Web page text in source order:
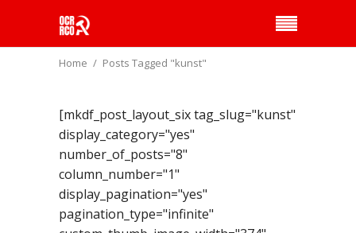
Home Posts Tagged "kunst"
[mkdf_post_layout_six tag_slug="kunst"
display_category="yes"
number_of_posts="8"
column_number="1"
display_pagination="yes"
pagination_type="infinite"